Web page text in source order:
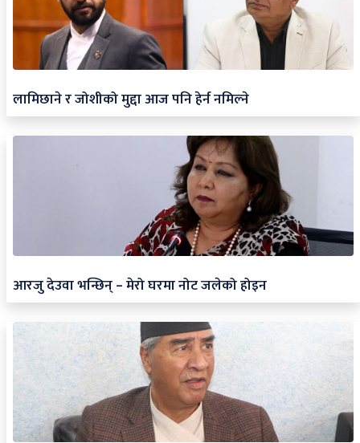
लामिछाने र जोशीको मुद्दा आज पनि हेर्न नमिल्ने
आरजु देउवा भन्छिन् – मेरो घरमा नोट जलेको होइन